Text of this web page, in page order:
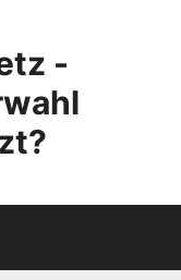
-